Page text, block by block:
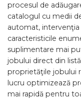
procesul de
catalogul cu medii
automat,
caracteristicile
suplimentare mai
jobului direct din
proprietăţile jobului
lucru optimizează
mai rapidă pentru